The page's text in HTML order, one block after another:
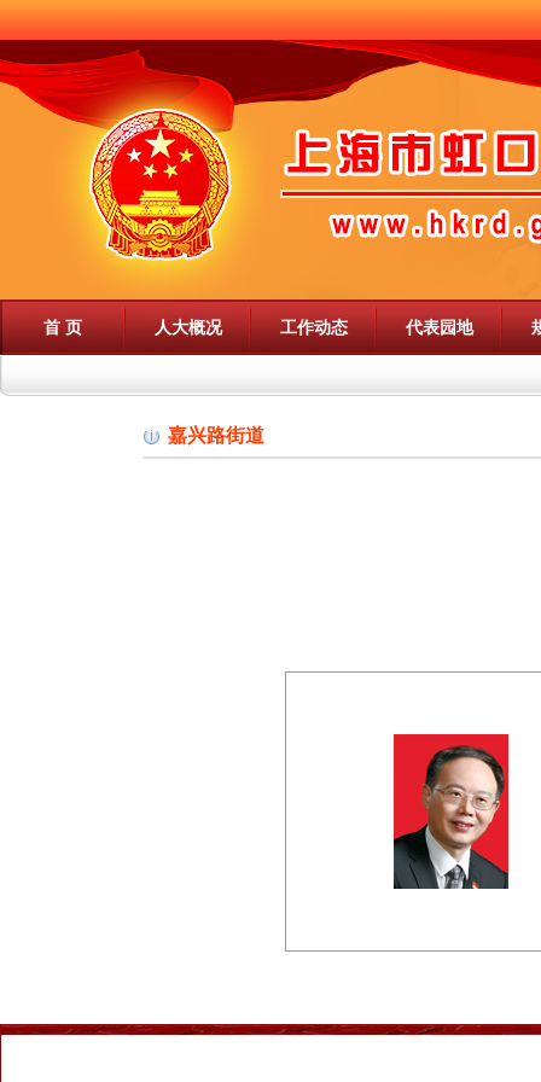
首 页 人大概况 工作动态 代表园地
嘉兴路街道